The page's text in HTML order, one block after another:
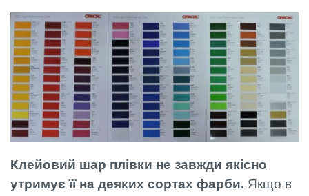
Клейовий шар плівки не завжди якісно
утримує її на деяких сортах фарби. Якщо в